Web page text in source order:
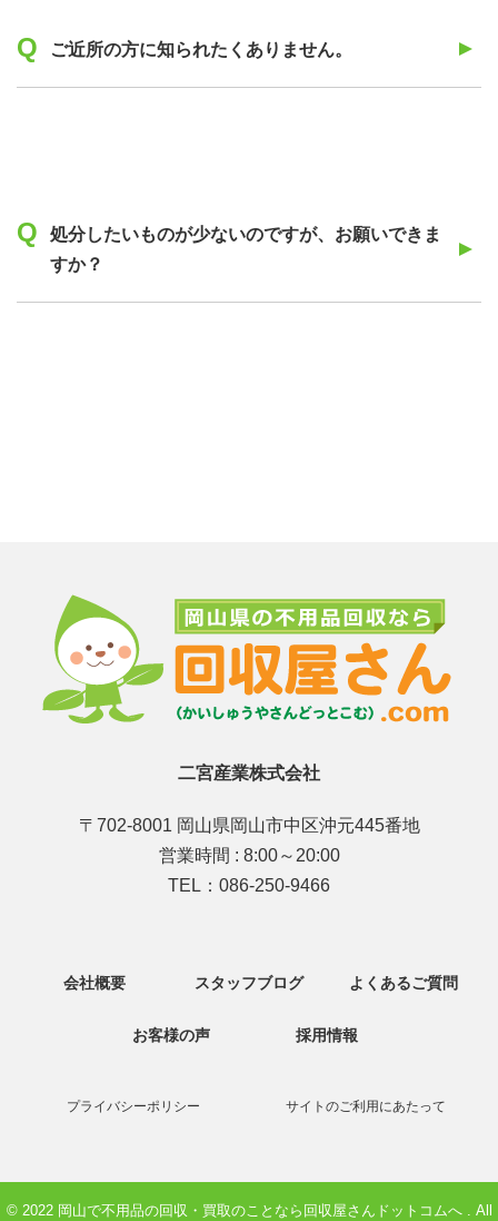
ご近所の方に知られたくありません。
処分したいものが少ないのですが、お願いできま
すか？
二宮産業株式会社
〒 702-8001 岡山県岡山市中区沖元445番地
営業時間 : 8:00～20:00
TEL：086-250-9466
会社概要 スタッフブログ よくあるご質問
お客様の声 採用情報
プライバシーポリシー サイトのご利用にあたって
© 2022 岡山で不用品の回収・買取のことなら回収屋さんドットコムへ . All